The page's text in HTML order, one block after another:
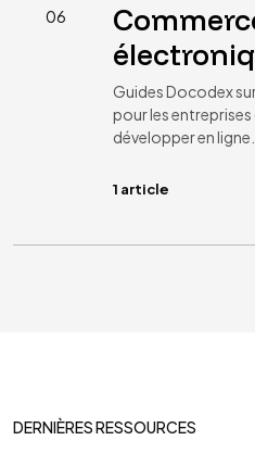
06
Guides Docodex
pour les
développer en ligne.
1 article
DERNIÈRES RESSOURCES